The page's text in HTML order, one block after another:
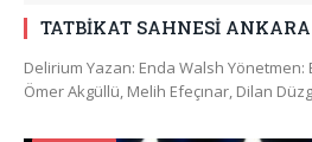
TATBİKAT SAHNESİ ANKARA
Delirium Yazan: Enda Walsh Yönetmen:
Ömer Akgüllü, Melih Efeçınar, Dilan